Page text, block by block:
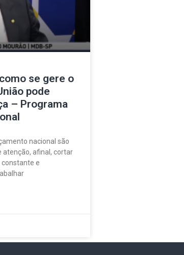
se gere o
pode
– Programa
nacional são
atenção, afinal, cortar
constante e